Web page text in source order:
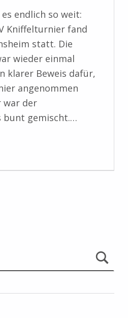
endlich so weit:
Kniffelturnier fand
statt. Die
wieder einmal
klarer Beweis dafür,
angenommen
war der
bunt gemischt.…